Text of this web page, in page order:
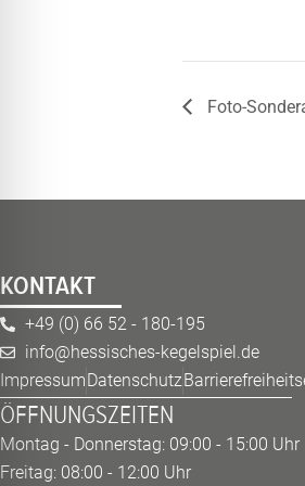
Foto-
KONTAKT
+49 (0) 66 52 - 180-195
info@hessisches-kegelspiel.de
ImpressumDatenschutz
ÖFFNUNGSZEITEN
Montag - Donnerstag: 09:00 - 15:00 Uhr
Freitag: 08:00 - 12:00 Uhr